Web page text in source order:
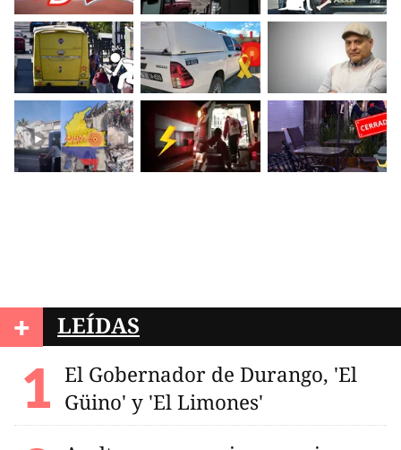
+ LEÍDAS
El Gobernador de Durango, 'El
Güino' y 'El Limones'